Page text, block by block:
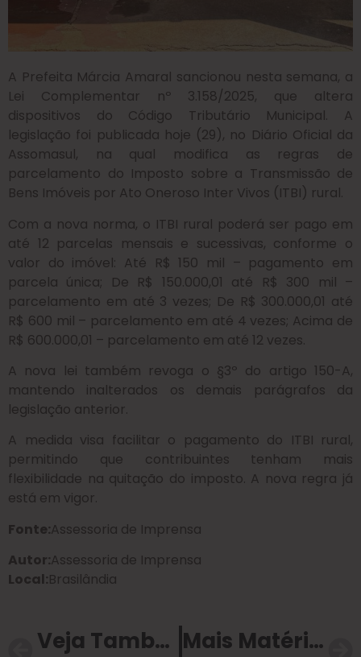
A Prefeita Márcia Amaral sancionou nesta semana, a
Lei Complementar nº 3.158/2025, que altera
dispositivos do Código Tributário Municipal. A
legislação foi publicada hoje (29), no Diário Oficial da
Assomasul, na qual modifica as regras de
parcelamento do Imposto sobre a Transmissão de
Bens Imóveis por Ato Oneroso Inter Vivos (ITBI) rural.
Com a nova norma, o ITBI rural poderá ser pago em
até 12 parcelas mensais e sucessivas, conforme o
valor do imóvel: Até R$ 150 mil – pagamento em
parcela única; De R$ 150.000,01 até R$ 300 mil –
parcelamento em até 3 vezes; De R$ 300.000,01 até
R$ 600 mil – parcelamento em até 4 vezes; Acima de
R$ 600.000,01 – parcelamento em até 12 vezes.
A nova lei também revoga o §3º do artigo 150-A,
mantendo inalterados os demais parágrafos da
legislação anterior.
A medida visa facilitar o pagamento do ITBI rural,
permitindo que contribuintes tenham mais
flexibilidade na quitação do imposto. A nova regra já
está em vigor.
Fonte:Assessoria de Imprensa
Autor:Assessoria de Imprensa
Local:Brasilândia
Veja Também Mais Matérias